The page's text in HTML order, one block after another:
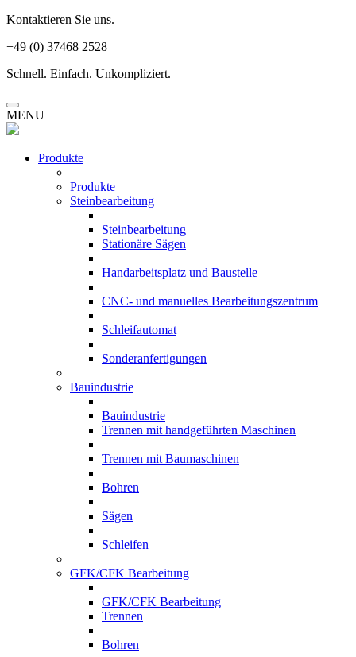
Kontaktieren Sie uns.
+49 (0) 37468 2528
Schnell. Einfach. Unkompliziert.
MENU
Produkte
Produkte
Steinbearbeitung
Steinbearbeitung
Stationäre Sägen
Handarbeitsplatz und Baustelle
CNC- und manuelles Bearbeitungszentrum
Schleifautomat
Sonderanfertigungen
Bauindustrie
Bauindustrie
Trennen mit handgeführten Maschinen
Trennen mit Baumaschinen
Bohren
Sägen
Schleifen
GFK/CFK Bearbeitung
GFK/CFK Bearbeitung
Trennen
Bohren